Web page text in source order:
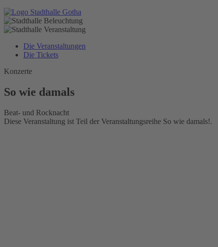
Die Veranstaltungen
Die Tickets
Konzerte
So wie damals
Beat- und Rocknacht
Diese Veranstaltung ist Teil der Veranstaltungsreihe So wie damals!.